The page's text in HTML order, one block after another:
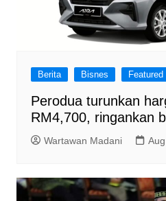
Berita Bisnes Featured
Perodua turunkan
RM4,700, ringankan
Wartawan Madani